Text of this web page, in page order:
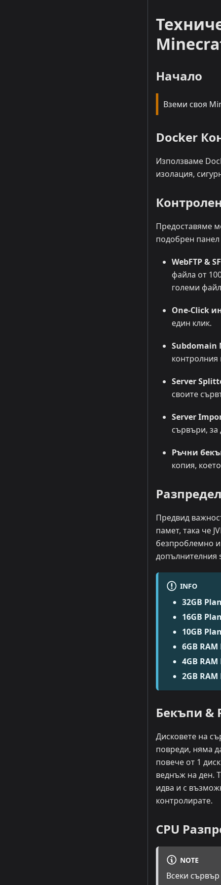
Начало
Вземи своя
Docker
Използваме
изолация,
Предоставяме
подобрен панел
WebFTP &
файла от
големи
One-Click
един клик.
Subdomain
контролния
Server
своите
Server
сървъри, за
Ръчни
копия,
Предвид
памет, така че
безпроблемно
допълнителния
INFO
32GB
16GB
10GB
6GB
4GB
2GB
Бекъпи &
Дисковете на
повреди, няма
повече от 1
веднъж на ден.
идва и с
контролирате.
CPU
NOTE
Всеки